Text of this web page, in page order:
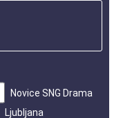
Novice SNG Drama
Ljubljana